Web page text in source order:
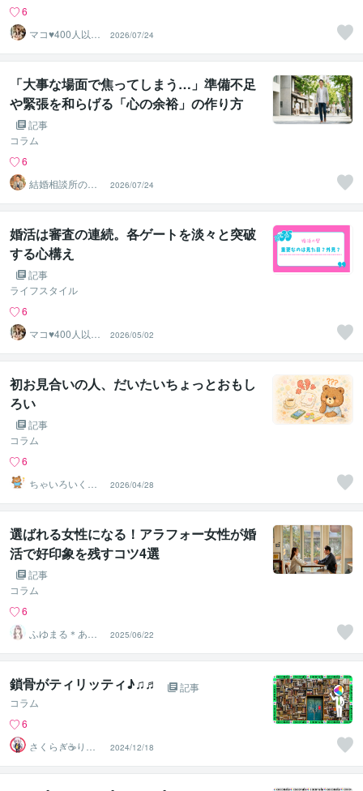
6
マコ♥️400人以上
の婚活を救った
専門家
2026/07/24
「大事な場面で焦ってしまう…」準備不足
や緊張を和らげる「心の余裕」の作り方
記事
コラム
6
結婚相談所の代
表カウンセラー
松尾
2026/07/24
婚活は審査の連続。各ゲートを淡々と突破
する心構え
記事
ライフスタイル
6
マコ♥️400人以上
の婚活を救った
専門家
2026/05/02
初お見合いの人、だいたいちょっとおもし
ろい
記事
コラム
6
ちゃいろいく
ま ゆるっと指
針
2026/04/28
選ばれる女性になる！アラフォー女性が婚
活で好印象を残すコツ4選
記事
コラム
6
ふゆまる＊あな
たの婚活・恋愛
伴走者＊
2025/06/22
鎖骨がティリッティ♪♫♬
記事
コラム
6
さくらぎ☕りょ
う⛎癒やし電話
相談サロン
2024/12/18